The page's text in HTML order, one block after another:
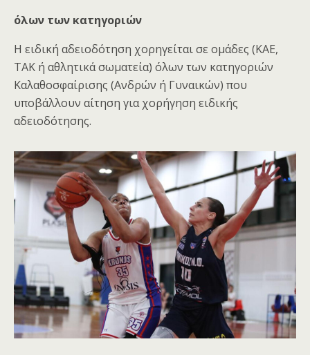
όλων των κατηγοριών
Η ειδική αδειοδότηση χορηγείται σε ομάδες (ΚΑΕ,
ΤΑΚ ή αθλητικά σωματεία) όλων των κατηγοριών
Καλαθοσφαίρισης (Ανδρών ή Γυναικών) που
υποβάλλουν αίτηση για χορήγηση ειδικής
αδειοδότησης.